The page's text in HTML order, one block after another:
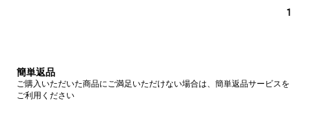
1
簡単返品
ご購入いただいた商品にご満足いただけない場合は、簡単返品サービスを
ご利用ください